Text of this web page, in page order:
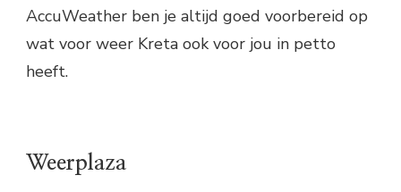
AccuWeather ben je altijd goed voorbereid op
wat voor weer Kreta ook voor jou in petto
heeft.
Weerplaza